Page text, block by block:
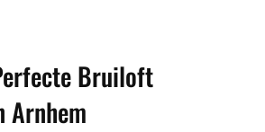
Bruiloft
Arnhem